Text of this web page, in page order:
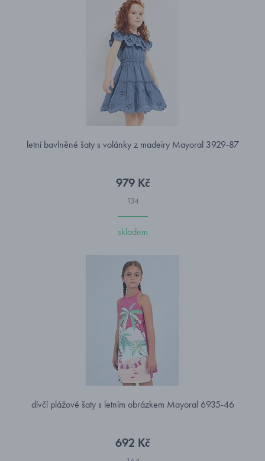
letní bavlněné šaty s volánky z madeiry Mayoral 3929-87
979 Kč
134
skladem
dívčí plážové šaty s letním obrázkem Mayoral 6935-46
692 Kč